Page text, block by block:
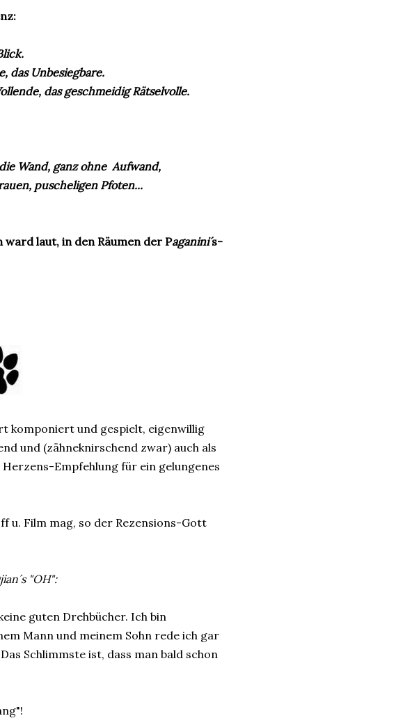
das Unbesiegbare.
das geschmeidig Rätselvolle.
Wand, ganz ohne Aufwand,
puscheligen Pfoten...
laut, in den Räumen der Paganini´s-
komponiert und gespielt, eigenwillig
und (zähneknirschend zwar) auch als
Empfehlung für ein gelungenes
u. Film mag, so der Rezensions-Gott
"OH":
guten Drehbücher. Ich bin
Mann und meinem Sohn rede ich gar
Schlimmste ist, dass man bald schon